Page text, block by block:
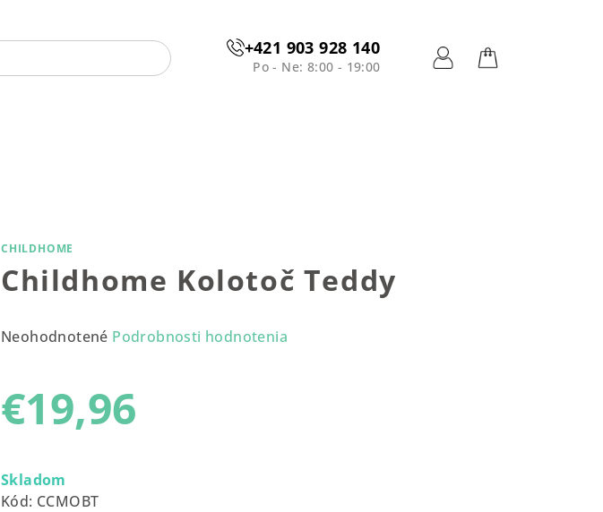
+421 903 928 140
Po - Ne: 8:00 - 19:00
CHILDHOME
Childhome Kolotoč Teddy
Priemerné
je
0,0
hviezdičiek.
Neohodnotené Podrobnosti hodnotenia
€19,96
cena:
Skladom
Kód: CCMOBT